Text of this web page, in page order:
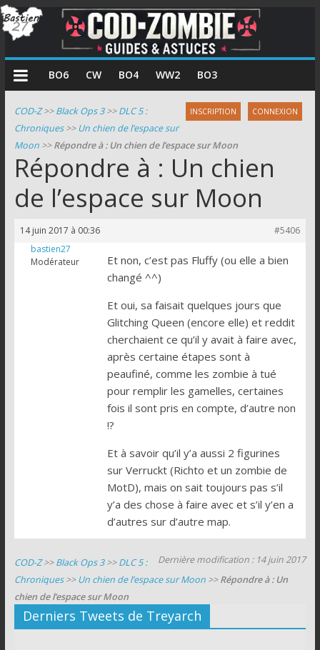
COD
Zombie
Guides
et
astuces
pour
le
zombie
BO6 CW BO4 WW2 BO3
INSCRIPTION CONNEXION
COD-Z>>Black Ops 3>>DLC 5 :
Chroniques>>Un chien de l’espace sur
Moon>>Répondre à : Un chien de l’espace sur Moon
Répondre à : Un chien
de l’espace sur Moon
14 juin 2017 à 00:36
#5406
bastien27
Modérateur
Et non, c’est pas Fluffy (ou elle a bien
changé ^^)
Et oui, sa faisait quelques jours que
Glitching Queen (encore elle) et reddit
cherchaient ce qu’il y avait à faire avec,
après certaine étapes sont à
peaufiné, comme les zombie à tué
pour remplir les gamelles, certaines
fois il sont pris en compte, d’autre non
!?
Et à savoir qu’il y’a aussi 2 figurines
sur Verruckt (Richto et un zombie de
MotD), mais on sait toujours pas s’il
y’a des chose à faire avec et s’il y’en a
d’autres sur d’autre map.
Dernière modification : 14 juin 2017
COD-Z>>Black Ops 3>>DLC 5 :
Chroniques>>Un chien de l’espace sur Moon>>Répondre à : Un
chien de l’espace sur Moon
Derniers Tweets de Treyarch